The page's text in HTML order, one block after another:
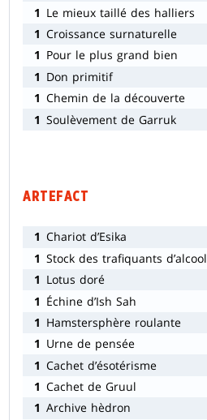
1 Le mieux taillé des halliers
1 Croissance surnaturelle
1 Pour le plus grand bien
1 Don primitif
1 Chemin de la découverte
1 Soulèvement de Garruk
ARTEFACT
1 Chariot d’Esika
1 Stock des trafiquants d’alcool
1 Lotus doré
1 Échine d’Ish Sah
1 Hamstersphère roulante
1 Urne de pensée
1 Cachet d’ésotérisme
1 Cachet de Gruul
1 Archive hèdron